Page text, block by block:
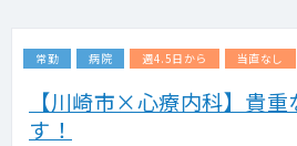
常勤 病院 週4.5日から 当直なし
【川崎市×心療内科】貴
す！